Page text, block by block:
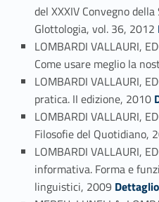
del XXXIV Convegno
Glottologia, vol. 36, 2012
LOMBARDI VALLAURI,
Come usare meglio la
LOMBARDI VALLAURI,
pratica. II edizione, 2010 Link
LOMBARDI VALLAURI,
Filosofie del Quotidiano,
LOMBARDI VALLAURI,
informativa. Forma e
linguistici, 2009 Link identifier #identifier_person_178885-162
Dettaglio